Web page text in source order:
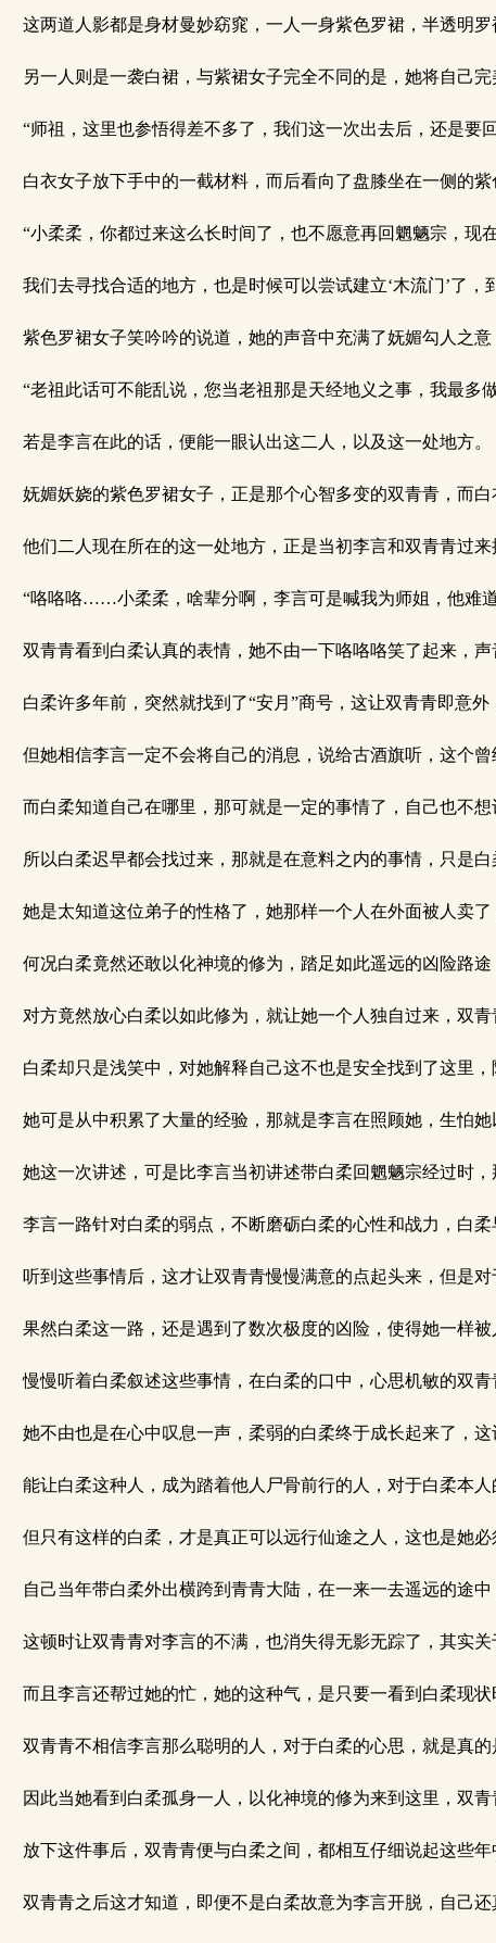
这两道人影都是身材曼妙窈窕，一人一身紫色罗裙，半透明
另一人则是一袭白裙，与紫裙女子完全不同的是，她将自己
“师祖，这里也参悟得差不多了，我们这一次出去后，还是要
白衣女子放下手中的一截材料，而后看向了盘膝坐在一侧的紫
“小柔柔，你都过来这么长时间了，也不愿意再回魍魉宗，现
我们去寻找合适的地方，也是时候可以尝试建立‘木流门’了，
紫色罗裙女子笑吟吟的说道，她的声音中充满了妩媚勾人之意
“老祖此话可不能乱说，您当老祖那是天经地义之事，我最多
若是李言在此的话，便能一眼认出这二人，以及这一处地方。
妩媚妖娆的紫色罗裙女子，正是那个心智多变的双青青，而白
他们二人现在所在的这一处地方，正是当初李言和双青青过
“咯咯咯……小柔柔，啥辈分啊，李言可是喊我为师姐，他难
双青青看到白柔认真的表情，她不由一下咯咯咯笑了起来，
白柔许多年前，突然就找到了“安月”商号，这让双青青即意
但她相信李言一定不会将自己的消息，说给古酒旗听，这个
而白柔知道自己在哪里，那可就是一定的事情了，自己也不
所以白柔迟早都会找过来，那就是在意料之内的事情，只是
她是太知道这位弟子的性格了，她那样一个人在外面被人卖了
何况白柔竟然还敢以化神境的修为，踏足如此遥远的凶险路
对方竟然放心白柔以如此修为，就让她一个人独自过来，双
白柔却只是浅笑中，对她解释自己这不也是安全找到了这里
她可是从中积累了大量的经验，那就是李言在照顾她，生怕她
她这一次讲述，可是比李言当初讲述带白柔回魍魉宗经过时
李言一路针对白柔的弱点，不断磨砺白柔的心性和战力，白柔
听到这些事情后，这才让双青青慢慢满意的点起头来，但是
果然白柔这一路，还是遇到了数次极度的凶险，使得她一样
慢慢听着白柔叙述这些事情，在白柔的口中，心思机敏的双
她不由也是在心中叹息一声，柔弱的白柔终于成长起来了，这
能让白柔这种人，成为踏着他人尸骨前行的人，对于白柔本
但只有这样的白柔，才是真正可以远行仙途之人，这也是她
自己当年带白柔外出横跨到青青大陆，在一来一去遥远的途
这顿时让双青青对李言的不满，也消失得无影无踪了，其实
而且李言还帮过她的忙，她的这种气，是只要一看到白柔现
双青青不相信李言那么聪明的人，对于白柔的心思，就是真
因此当她看到白柔孤身一人，以化神境的修为来到这里，双
放下这件事后，双青青便与白柔之间，都相互仔细说起这些年
双青青之后这才知道，即便不是白柔故意为李言开脱，自己还